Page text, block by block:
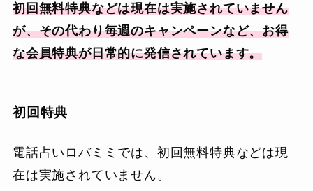
初回無料特典などは現在は実施されていません
が、その代わり毎週のキャンペーンなど、お得
な会員特典が日常的に発信されています。
初回特典
電話占いロバミミでは、初回無料特典などは現
在は実施されていません。